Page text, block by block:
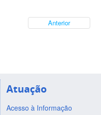
Anterior
Atuação
Acesso à Informação